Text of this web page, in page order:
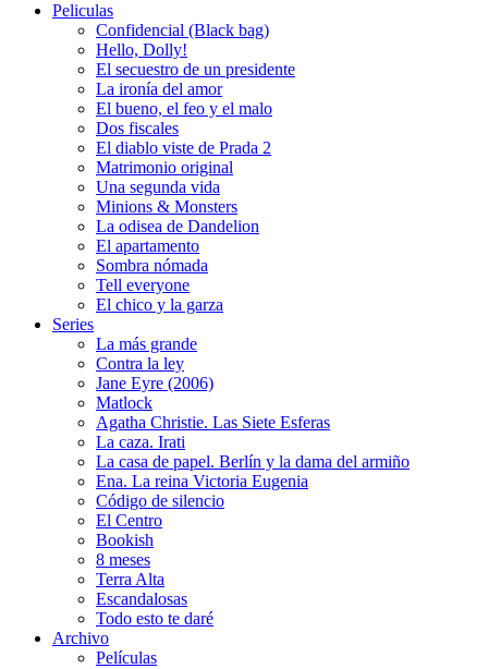
Peliculas
Confidencial (Black bag)
Hello, Dolly!
El secuestro de un presidente
La ironía del amor
El bueno, el feo y el malo
Dos fiscales
El diablo viste de Prada 2
Matrimonio original
Una segunda vida
Minions & Monsters
La odisea de Dandelion
El apartamento
Sombra nómada
Tell everyone
El chico y la garza
Series
La más grande
Contra la ley
Jane Eyre (2006)
Matlock
Agatha Christie. Las Siete Esferas
La caza. Irati
La casa de papel. Berlín y la dama del armiño
Ena. La reina Victoria Eugenia
Código de silencio
El Centro
Bookish
8 meses
Terra Alta
Escandalosas
Todo esto te daré
Archivo
Películas